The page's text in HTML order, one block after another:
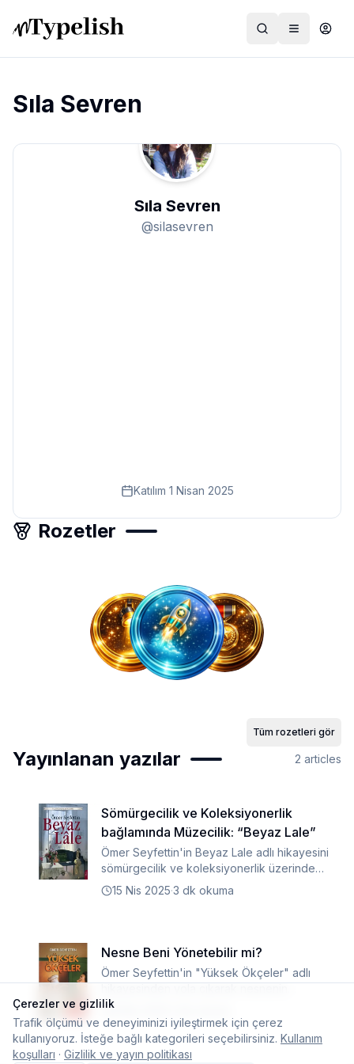
Dünya
Sıla Sevren
Sıla Sevren
@silasevren
Katılım 1 Nisan 2025
Rozetler
Tüm rozetleri gör
Yayınlanan yazılar 2 articles
Sömürgecilik ve Koleksiyonerlik
bağlamında Müzecilik: “Beyaz Lale”
Ömer Seyfettin'in Beyaz Lale adlı hikayesini
sömürgecilik ve koleksiyonerlik üzerinden
bir daha okumaya hazır mısınız?
15 Nis 2025·3 dk okuma
Nesne Beni Yönetebilir mi?
Ömer Seyfettin'in "Yüksek Ökçeler" adlı
üzerimizdeki hakimiyetini incelemeye var
mısınız?
9 Nis 2025
Çerezler ve gizlilik
Trafik ölçümü ve deneyiminizi iyileştirmek için çerez
kullanıyoruz. İsteğe bağlı kategorileri seçebilirsiniz. Kullanım
koşulları · Gizlilik ve yayın politikası